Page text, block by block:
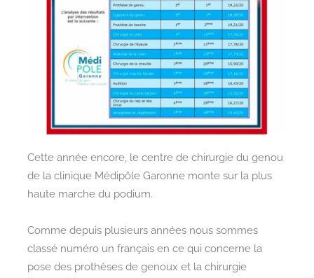
Cette année encore, le centre de chirurgie du genou
de la clinique Médipôle Garonne monte sur la plus
haute marche du podium.
Comme depuis plusieurs années nous sommes
classé numéro un français en ce qui concerne la
pose des prothèses de genoux et la chirurgie